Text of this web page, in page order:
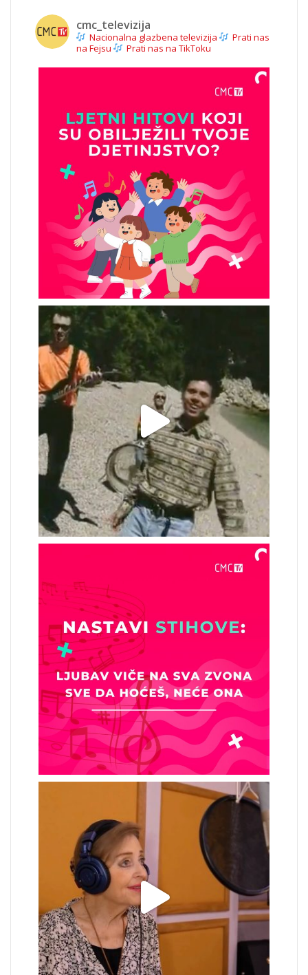
cmc_televizija
Nacionalna glazbena televizija
Prati nas
na Fejsu
Prati nas na TikToku